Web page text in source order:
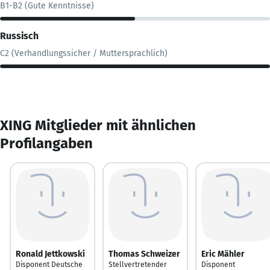
B1-B2 (Gute Kenntnisse)
Russisch
C2 (Verhandlungssicher / Muttersprachlich)
XING Mitglieder mit ähnlichen
Profilangaben
Ronald Jettkowski
Disponent Deutsche
Thomas Schweizer
Stellvertretender
Eric Mähler
Disponent